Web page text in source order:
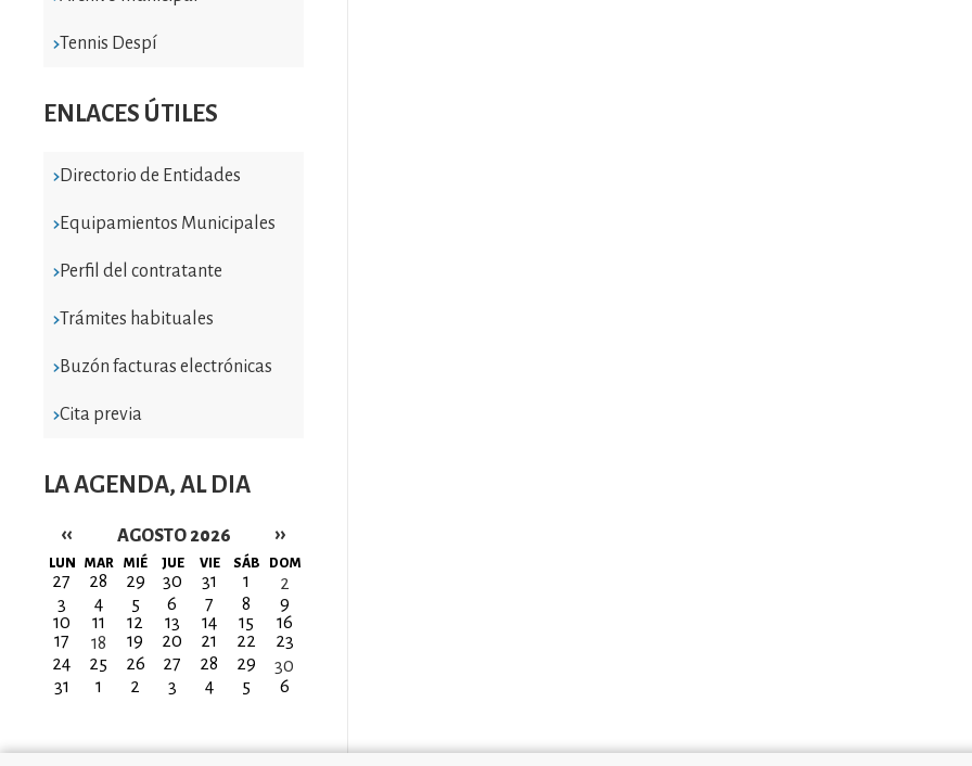
Tennis Despí
ENLACES ÚTILES
Directorio de Entidades
Equipamientos Municipales
Perfil del contratante
Trámites habituales
Buzón facturas electrónicas
Cita previa
LA AGENDA, AL DIA
AGOSTO 2026
Paginación
‹‹ ››
LUN MAR MIÉ JUE VIE SÁB DOM
27 28 29 30 31 1
2
3
4 5 6 7 8
9
10
11 12 13 14 15
16
17
18 19 20 21 22
23
24
25 26 27 28 29
30
31
1 2 3 4 5 6